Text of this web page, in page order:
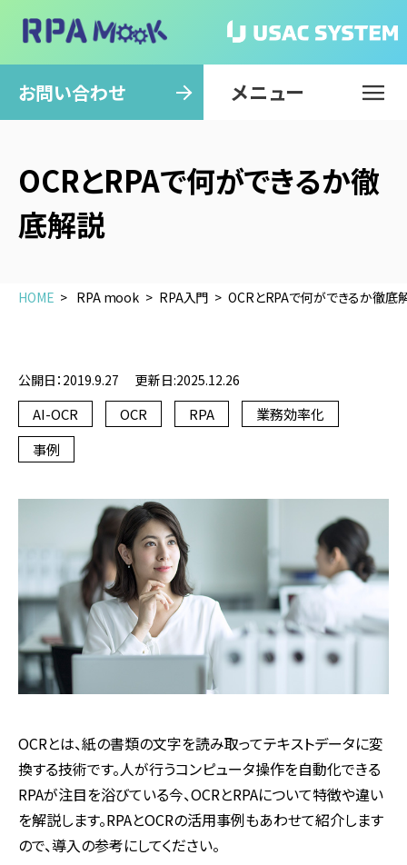
お問い合わせ メニュー
閉じる
OCRとRPAで何ができるか徹
底解説
HOME RPA mook RPA入門 OCRとRPAで何ができるか徹底
公開日：2019.9.27 更新日:2025.12.26
AI-OCR OCR RPA
業務効率化
事例
OCRとは、紙の書類の文字を読み取ってテキストデータに変
換する技術です。人が行うコンピュータ操作を自動化できる
RPAが注目を浴びている今、OCRとRPAについて特徴や違い
を解説します。RPAとOCRの活用事例もあわせて紹介します
ので、導入の参考にしてください。